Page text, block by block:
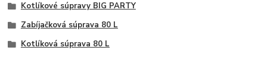
Kotlíkové súpravy BIG PARTY
Zabíjačková súprava 80 L
Kotlíková súprava 80 L